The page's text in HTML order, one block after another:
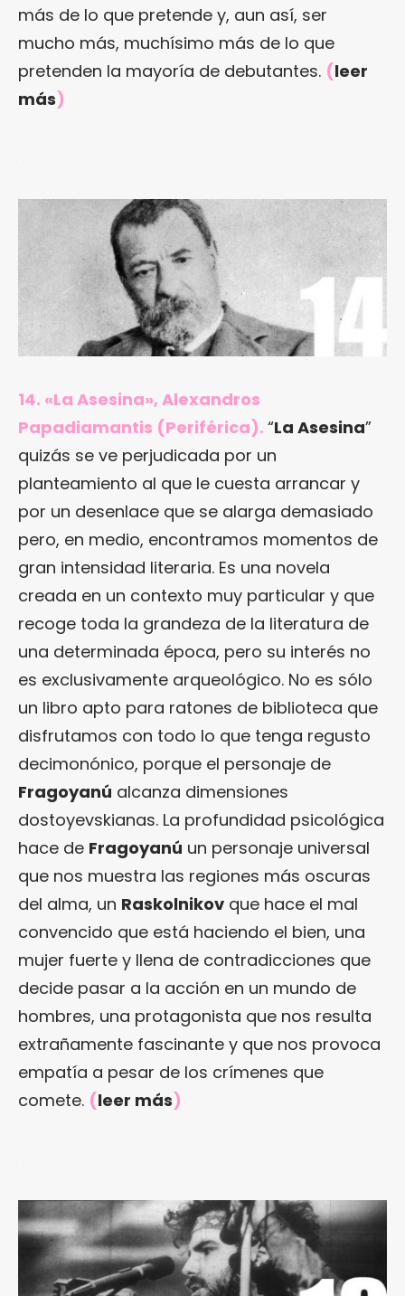
más de lo que pretende y, aun así, ser
mucho más, muchísimo más de lo que
pretenden la mayoría de debutantes. (leer
más)
14. «La Asesina», Alexandros
Papadiamantis (Periférica). “La Asesina”
quizás se ve perjudicada por un
planteamiento al que le cuesta arrancar y
por un desenlace que se alarga demasiado
pero, en medio, encontramos momentos de
gran intensidad literaria. Es una novela
creada en un contexto muy particular y que
recoge toda la grandeza de la literatura de
una determinada época, pero su interés no
es exclusivamente arqueológico. No es sólo
un libro apto para ratones de biblioteca que
disfrutamos con todo lo que tenga regusto
decimonónico, porque el personaje de
Fragoyanú alcanza dimensiones
dostoyevskianas. La profundidad psicológica
hace de Fragoyanú un personaje universal
que nos muestra las regiones más oscuras
del alma, un Raskolnikov que hace el mal
convencido que está haciendo el bien, una
mujer fuerte y llena de contradicciones que
decide pasar a la acción en un mundo de
hombres, una protagonista que nos resulta
extrañamente fascinante y que nos provoca
empatía a pesar de los crímenes que
comete. (leer más)